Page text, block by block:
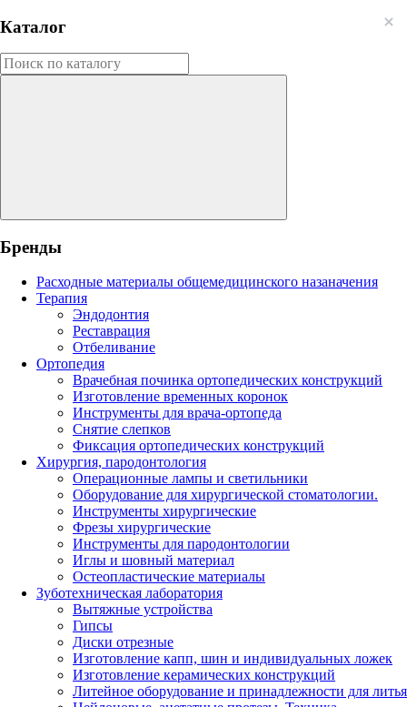
Каталог
Бренды
Расходные материалы общемедицинского назаначения
Терапия
Эндодонтия
Реставрация
Отбеливание
Ортопедия
Врачебная починка ортопедических конструкций
Изготовление временных коронок
Инструменты для врача-ортопеда
Снятие слепков
Фиксация ортопедических конструкций
Хирургия, пародонтология
Операционные лампы и светильники
Оборудование для хирургической стоматологии.
Инструменты хирургические
Фрезы хирургические
Инструменты для пародонтологии
Иглы и шовный материал
Остеопластические материалы
Зуботехническая лаборатория
Вытяжные устройства
Гипсы
Диски отрезные
Изготовление капп, шин и индивидуальных ложек
Изготовление керамических конструкций
Литейное оборудование и принадлежности для литья